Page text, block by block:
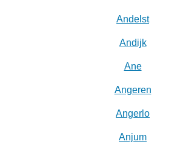
Andelst
Andijk
Ane
Angeren
Angerlo
Anjum